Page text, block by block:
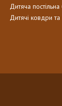
Дитяча постільна
Дитячі ковдри